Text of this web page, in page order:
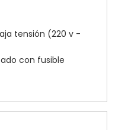
tensión (220 v -
con fusible